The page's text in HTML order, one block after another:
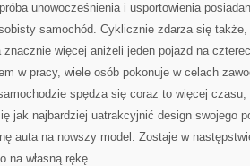
unowocześnienia i usportowienia
samochód. Cyklicznie zdarza się
znacznie więcej aniżeli jeden pojazd na
w pracy, wiele osób pokonuje w celach
spędza się coraz to więcej
jak najbardziej uatrakcyjnić design swojego
auta na nowszy model. Zostaje w
na własną rękę.